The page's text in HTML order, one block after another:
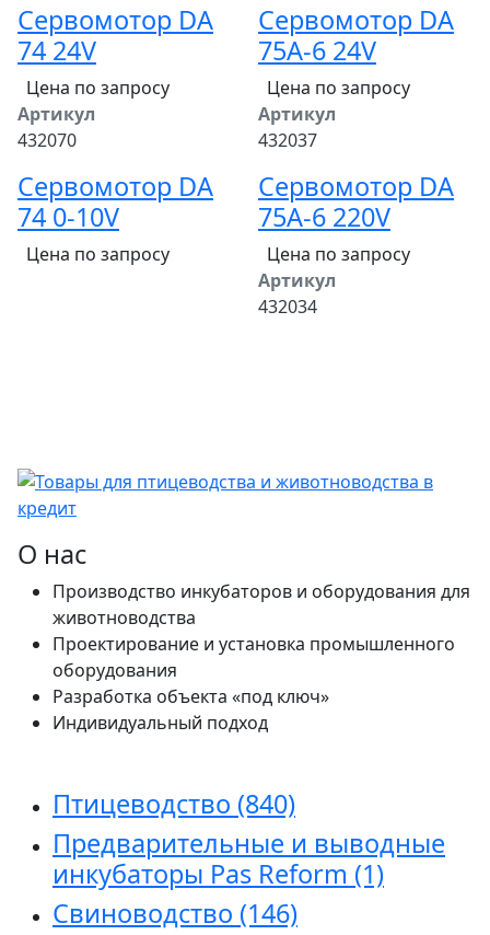
Сервомотор DA
74 24V
Цена по запросу
Артикул
432070
Сервомотор DA
75A-6 24V
Цена по запросу
Артикул
432037
Сервомотор DA
74 0-10V
Цена по запросу
Сервомотор DA
75A-6 220V
Цена по запросу
Артикул
432034
О нас
Производство инкубаторов и оборудования для
животноводства
Проектирование и установка промышленного
оборудования
Разработка объекта «под ключ»
Индивидуальный подход
Птицеводство (840)
Предварительные и выводные
инкубаторы Pas Reform (1)
Свиноводство (146)